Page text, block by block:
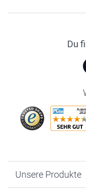
Du
Unsere Produkte